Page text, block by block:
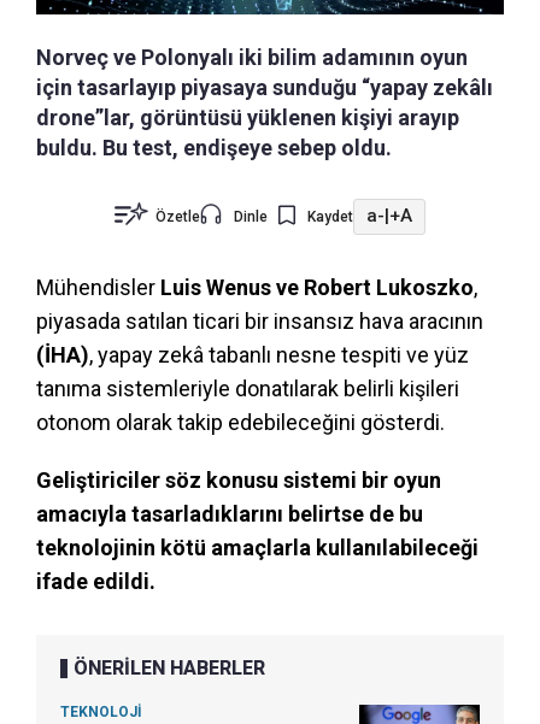
Norveç ve Polonyalı iki bilim adamının oyun
için tasarlayıp piyasaya sunduğu “yapay zekâlı
drone”lar, görüntüsü yüklenen kişiyi arayıp
buldu. Bu test, endişeye sebep oldu.
Özetle Dinle Kaydet a-|+A
Mühendisler Luis Wenus ve Robert Lukoszko,
piyasada satılan ticari bir insansız hava aracının
(İHA), yapay zekâ tabanlı nesne tespiti ve yüz
tanıma sistemleriyle donatılarak belirli kişileri
otonom olarak takip edebileceğini gösterdi.
Geliştiriciler söz konusu sistemi bir oyun
amacıyla tasarladıklarını belirtse de bu
teknolojinin kötü amaçlarla kullanılabileceği
ifade edildi.
ÖNERİLEN HABERLER
TEKNOLOJİ